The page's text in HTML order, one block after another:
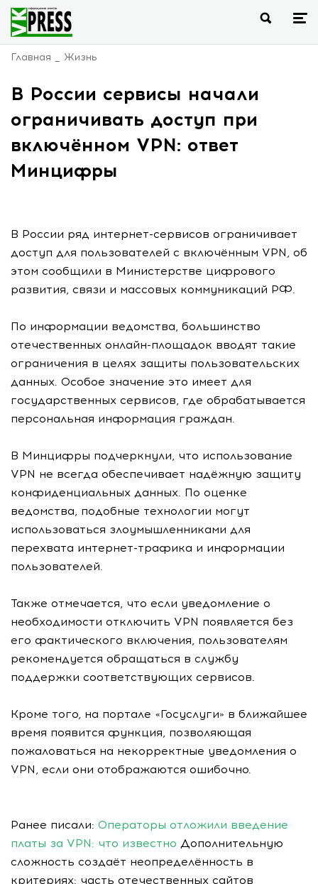
Главная Жизнь
В России сервисы начали
ограничивать доступ при
включённом VPN: ответ
Минцифры
В России ряд интернет-сервисов ограничивает
доступ для пользователей с включённым VPN, об
этом сообщили в Министерстве цифрового
развития, связи и массовых коммуникаций РФ.
По информации ведомства, большинство
отечественных онлайн-площадок вводят такие
ограничения в целях защиты пользовательских
данных. Особое значение это имеет для
государственных сервисов, где обрабатывается
персональная информация граждан.
В Минцифры подчеркнули, что использование
VPN не всегда обеспечивает надёжную защиту
конфиденциальных данных. По оценке
ведомства, подобные технологии могут
использоваться злоумышленниками для
перехвата интернет-трафика и информации
пользователей.
Также отмечается, что если уведомление о
необходимости отключить VPN появляется без
его фактического включения, пользователям
рекомендуется обращаться в службу
поддержки соответствующих сервисов.
Кроме того, на портале «Госуслуги» в ближайшее
время появится функция, позволяющая
пожаловаться на некорректные уведомления о
VPN, если они отображаются ошибочно.
Ранее писали: Операторы отложили введение
платы за VPN: что известно Дополнительную
сложность создаёт неопределённость в
критериях: часть отечественных сайтов